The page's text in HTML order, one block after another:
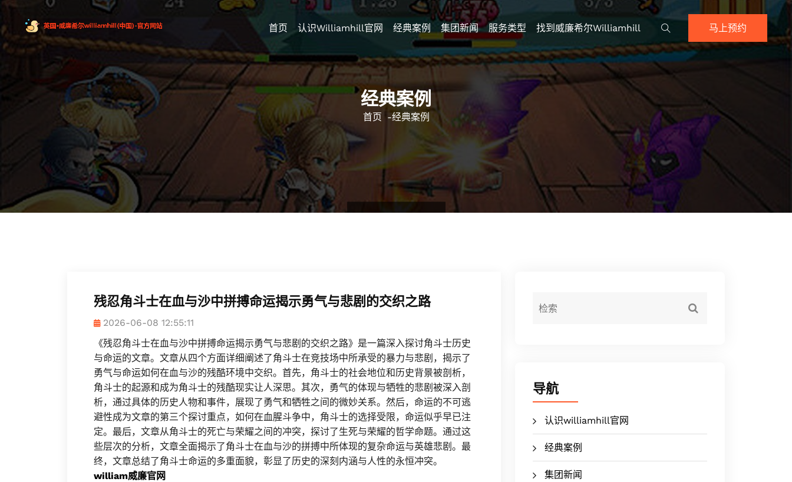
首页 认识williamhill官网 经典案例 集团新闻 服务类型 找到威廉希尔williamhill 马上预约
经典案例
首页 -经典案例
残忍角斗士在血与沙中拼搏命运揭示勇气与悲剧的交织之路
2026-06-08 12:55:11
《残忍角斗士在血与沙中拼搏命运揭示勇气与悲剧的交织之路》是一篇深入探讨角斗士历史
与命运的文章。文章从四个方面详细阐述了角斗士在竞技场中所承受的暴力与悲剧，揭示了
勇气与命运如何在血与沙的残酷环境中交织。首先，角斗士的社会地位和历史背景被剖析，
角斗士的起源和成为角斗士的残酷现实让人深思。其次，勇气的体现与牺牲的悲剧被深入剖
析，通过具体的历史人物和事件，展现了勇气和牺牲之间的微妙关系。然后，命运的不可逃
避性成为文章的第三个探讨重点，如何在血腥斗争中，角斗士的选择受限，命运似乎早已注
定。最后，文章从角斗士的死亡与荣耀之间的冲突，探讨了生死与荣耀的哲学命题。通过这
些层次的分析，文章全面揭示了角斗士在血与沙的拼搏中所体现的复杂命运与英雄悲剧。最
终，文章总结了角斗士命运的多重面貌，彰显了历史的深刻内涵与人性的永恒冲突。
william威廉官网
导航
认识williamhill官网
经典案例
集团新闻